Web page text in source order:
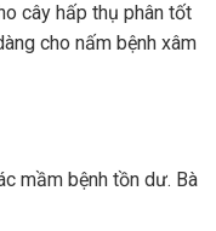
cây hấp thụ phân tốt
cho nấm bệnh xâm
mầm bệnh tồn dư. Bà